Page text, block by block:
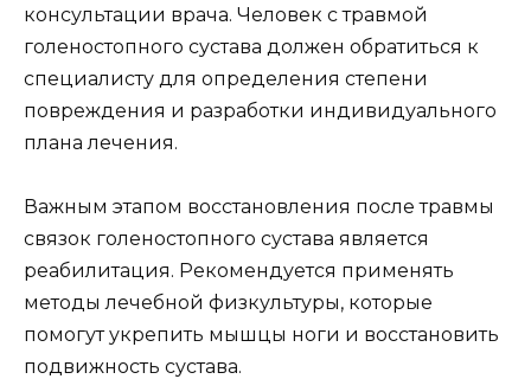
консультации врача. Человек с травмой
голеностопного сустава должен обратиться к
специалисту для определения степени
повреждения и разработки индивидуального
плана лечения.
Важным этапом восстановления после травмы
связок голеностопного сустава является
реабилитация. Рекомендуется применять
методы лечебной физкультуры, которые
помогут укрепить мышцы ноги и восстановить
подвижность сустава.